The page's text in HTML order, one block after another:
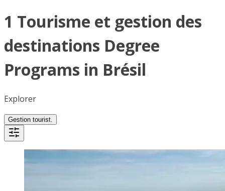
1 Tourisme et gestion des
destinations Degree
Programs in Brésil
Explorer
Gestion tourist.